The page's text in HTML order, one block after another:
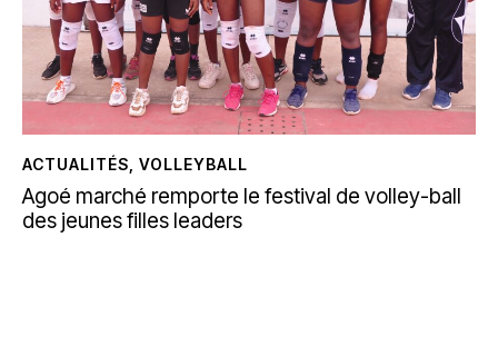
ACTUALITÉS, VOLLEYBALL
Agoé marché remporte le festival de volley-ball
des jeunes filles leaders